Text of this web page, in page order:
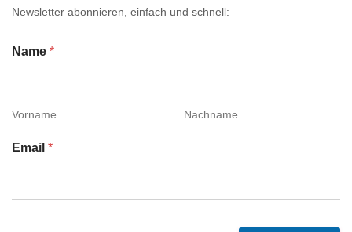
Newsletter abonnieren, einfach und schnell:
Name *
Vorname Nachname
Email *